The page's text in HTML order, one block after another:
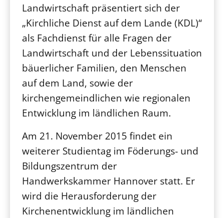
Landwirtschaft präsentiert sich der
„Kirchliche Dienst auf dem Lande (KDL)“
als Fachdienst für alle Fragen der
Landwirtschaft und der Lebenssituation
bäuerlicher Familien, den Menschen
auf dem Land, sowie der
kirchengemeindlichen wie regionalen
Entwicklung im ländlichen Raum.
Am 21. November 2015 findet ein
weiterer Studientag im Föderungs- und
Bildungszentrum der
Handwerkskammer Hannover statt. Er
wird die Herausforderung der
Kirchenentwicklung im ländlichen